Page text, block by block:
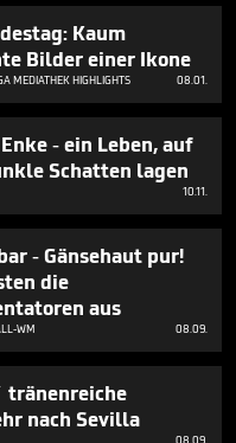
Kaum
Bilder einer Ikone
MEDIATHEK HIGHLIGHTS 08.01.
- ein Leben, auf
Schatten lagen
10.11.
- Gänsehaut pur!
die
aus
WM 08.09.
tränenreiche
nach Sevilla